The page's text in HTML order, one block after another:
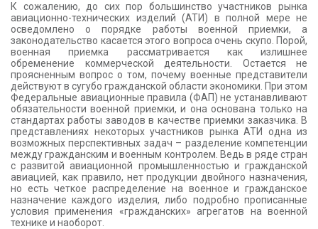
К сожалению, до сих пор большинство участников рынка
авиационно-технических изделий (АТИ) в полной мере не
осведомлено о порядке работы военной приемки, а
законодательство касается этого вопроса очень скупо. Порой,
военная приемка рассматривается как излишнее
обременение коммерческой деятельности. Остается не
проясненным вопрос о том, почему военные представители
действуют в сугубо гражданской области экономики. При этом
Федеральные авиационные правила (ФАП) не устанавливают
обязательности военной приемки, и она основана только на
стандартах работы заводов в качестве приемки заказчика. В
представлениях некоторых участников рынка АТИ одна из
возможных перспективных задач – разделение компетенции
между гражданским и военным контролем. Ведь в ряде стран
с развитой авиационной промышленностью и гражданской
авиацией, как правило, нет продукции двойного назначения,
но есть четкое распределение на военное и гражданское
назначение каждого изделия, либо подробно прописанные
условия применения «гражданских» агрегатов на военной
технике и наоборот.